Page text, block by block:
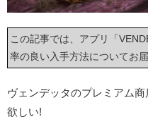
この記事では、アプリ「
率の良い入手方法についてお
ヴェンデッタのプレミアム
欲しい!